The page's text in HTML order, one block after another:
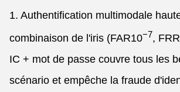
1. Authentification multimodale
combinaison de l'iris (FAR10−7, FRR
IC + mot de passe couvre tous les
scénario et empêche la fraude